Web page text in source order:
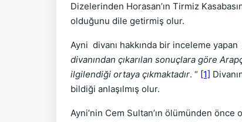
Dizelerinden Horasan’ın Tirmiz
olduğunu dile getirmiş olur.
Ayni divanı hakkında bir inceleme yapan
divanından çıkarılan sonuçlara göre
ilgilendiği ortaya çıkmaktadır. “ [1]
bildiği anlaşılmış olur.
Ayni’nin Cem Sultan’ın ölümünden